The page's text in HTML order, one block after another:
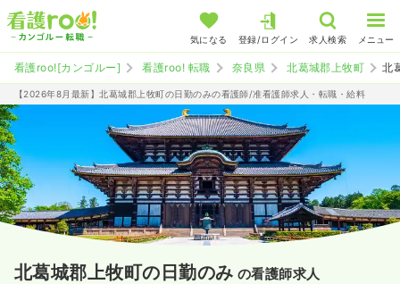
気になる 登録/ログイン 求人検索 メニュー
看護roo![カンゴルー] 看護roo! 転職 奈良県 北葛城郡上牧町 北
【2026年8月最新】北葛城郡上牧町の日勤のみの看護師/准看護師求人・転職・給料
北葛城郡上牧町の日勤のみ の看護師求人